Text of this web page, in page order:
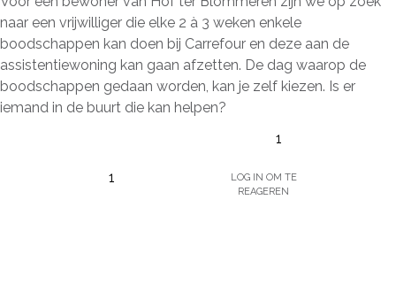
naar een vrijwilliger die elke 2 à 3 weken enkele
boodschappen kan doen bij Carrefour en deze aan de
assistentiewoning kan gaan afzetten. De dag waarop de
boodschappen gedaan worden, kan je zelf kiezen. Is er
iemand in de buurt die kan helpen?
1
1
Log in om te
reageren